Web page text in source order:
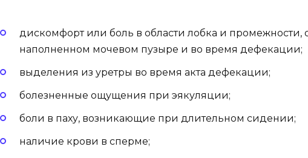
дискомфорт или боль в области лобка и промежности,
наполненном мочевом пузыре и во время дефекации;
выделения из уретры во время акта дефекации;
болезненные ощущения при эякуляции;
боли в паху, возникающие при длительном сидении;
наличие крови в сперме;